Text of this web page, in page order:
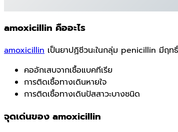
amoxicillin คืออะไร
amoxicillin เป็นยาปฏิชีวนะในกลุ่ม penicillin มีฤท
คออักเสบจากเชื้อแบคทีเรีย
การติดเชื้อทางเดินหายใจ
การติดเชื้อทางเดินปัสสาวะบางชนิด
จุดเด่นของ amoxicillin